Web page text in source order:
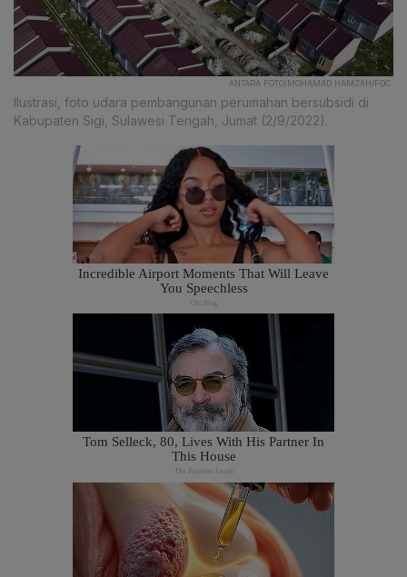
ANTARA FOTO/MOHAMAD HAMZAH/FOC.
Ilustrasi, foto udara pembangunan perumahan bersubsidi di
Kabupaten Sigi, Sulawesi Tengah, Jumat (2/9/2022).